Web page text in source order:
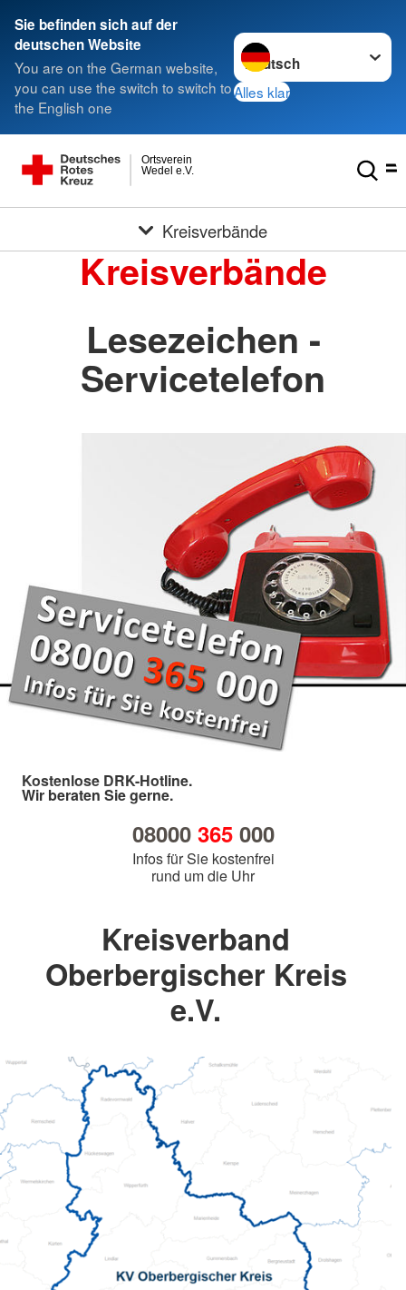
Sie befinden sich auf der
deutschen Website
You are on the German website,
you can use the switch to switch to
the English one
Sprache wechseln zu
Alles klar
Wedel e.V.
Ortsverein
Kreisverbände
Kreisverbände
Lesezeichen -
Servicetelefon
Kostenlose DRK-Hotline.
Wir beraten Sie gerne.
08000 365000
Infos für Sie kostenfrei
rund um die Uhr
Kreisverband
Oberbergischer Kreis
e.V.